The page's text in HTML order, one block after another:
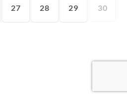
27 28 29 30